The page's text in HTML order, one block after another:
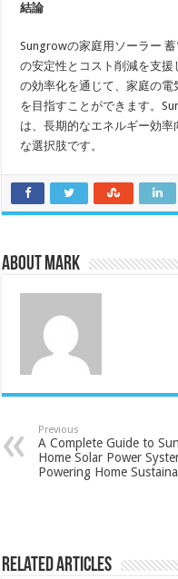
結論
Sungrowの家庭用ソーラー
の安定性とコスト削減を支
の効率化を通じて、家庭の
を目指すことができます。
は、長期的なエネルギー効
な選択肢です。
About Mark
Previous
A Complete Guide to
Home Solar Power
Powering Home
Related Articles